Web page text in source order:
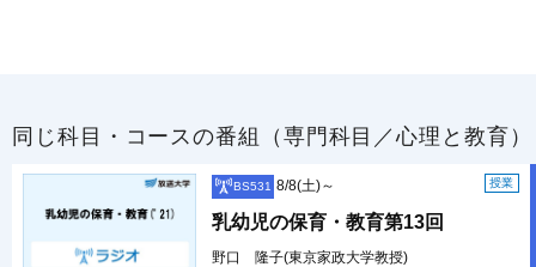
同じ科目・コースの番組（専門科目／心理と教育）
BS531 授業
8/8(土)～
乳幼児の保育・教育第13回
野口 隆子(東京家政大学教授)